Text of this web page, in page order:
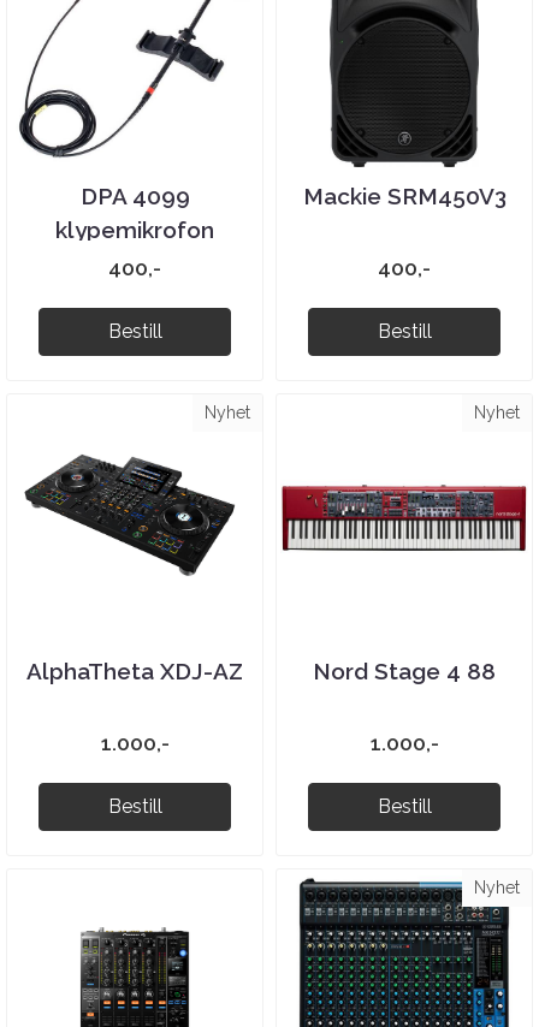
DPA 4099
klypemikrofon
400,-
Bestill
Mackie SRM450V3
400,-
Bestill
Nyhet
AlphaTheta XDJ-AZ
1.000,-
Bestill
Nyhet
Nord Stage 4 88
1.000,-
Bestill
Nyhet